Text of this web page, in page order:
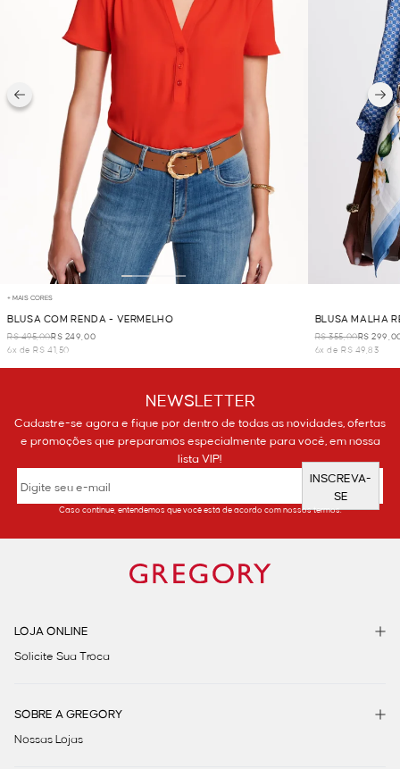
+ MAIS CORES
BLUSA COM RENDA - VERMELHO
R$ 495,00R$ 249,00
6x de R$ 41,50
BLUSA MALHA
R$ 355,00R$
6x de R$ 49,83
NEWSLETTER
Cadastre-se agora e fique por dentro de todas as novidades, ofertas
e promoções que preparamos especialmente para você, em nossa
lista VIP!
INSCREVA-
SE
Caso continue, entendemos que você está de acordo com nossos termos.
LOJA ONLINE
Solicite Sua Troca
SOBRE A GREGORY
Nossas Lojas